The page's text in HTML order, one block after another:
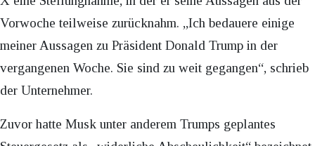
Vorwoche teilweise zurücknahm. „Ich bedauere einige
meiner Aussagen zu Präsident Donald Trump in der
vergangenen Woche. Sie sind zu weit gegangen“, schrieb
der Unternehmer.
Zuvor hatte Musk unter anderem Trumps geplantes